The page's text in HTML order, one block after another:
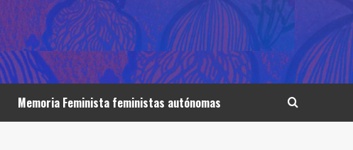
Memoria Feminista feministas autónomas